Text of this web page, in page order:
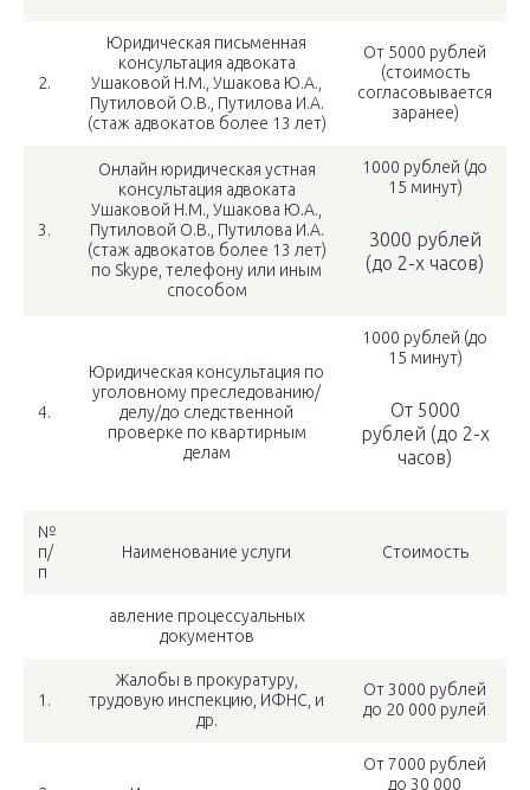
2.
Юридическая письменная
консультация адвоката
Ушаковой Н.М., Ушакова Ю.А.,
Путиловой О.В., Путилова И.А.
(стаж адвокатов более 13 лет)
От 5000 рублей
(стоимость
согласовывается
заранее)
3.
Онлайн юридическая устная
консультация адвоката
Ушаковой Н.М., Ушакова Ю.А.,
Путиловой О.В., Путилова И.А.
(стаж адвокатов более 13 лет)
по Skype, телефону или иным
способом
1000 рублей (до
15 минут)
3000 рублей
(до 2-х часов)
4.
Юридическая консультация по
уголовному преследованию/
делу/до следственной
проверке по квартирным
делам
1000 рублей (до
15 минут)
От 5000
рублей (до 2-х
часов)
№
п/
п
Наименование услуги Стоимость
авление процессуальных
документов
1.
Жалобы в прокуратуру,
трудовую инспекцию, ИФНС, и
др.
От 3000 рублей
до 20 000 рулей
От 7000 рублей
до 30 000